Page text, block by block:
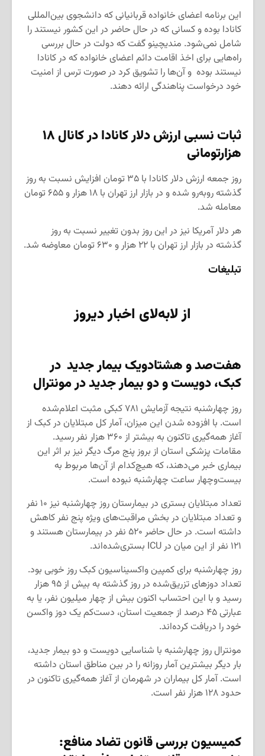
این برنامه اعضای خانواده قربانیانی که دانشجوی بین‌المللی
کانادا بوده و کسانی که در حال حاضر در این کشور نیستند را
شامل نمی‌شود. مندیچینو گفت که دولت در حال بررسی
راه‌هایی برای اخذ اقامت دائم اعضای خانواده که در کانادا
نیستند بوده و آن‌ها را تشویق کرد در صورت ترس از امنیت
خود درخواست پناهندگی ارائه دهند.
ثبات نسبی ارزش دلار کانادا در کانال ۱۸
هزارتومانی
روز جمعه ارزش دلار کانادا با ۳۵ تومان افزایش نسبت به روز
گذشته روبه‌رو شده و در بازار ارز تهران با ۱۸ هزار و ۶۵۵ تومان
معامله شد.
هر دلار آمریکا نیز در این روز بدون تغییر نسبت به روز
گذشته در بازار ارز تهران با ۲۲ هزار و ۶۳۰ تومان معاوضه شد.
تبلیغات
از لابه‌لای اخبار دیروز
هفت‌صد و هشتادویک بیمار جدید در
کبک،دویست و دو بیمار جدید در مونترال
روز چهارشنبه نتیجه آزمایش ۷۸۱ کبکی مثبت اعلام‌شده
است. با افزوده شدن این میزان، آمار کل مبتلایان در کبک از
آغاز همه‌گیری تاکنون به بیشتر از ۳۶۰ هزار نفر رسید.
مقامات پزشکی استان از بروز پنج مرگ دیگر نیز بر اثر این
بیماری خبر می‌دهند، که هیچ‌کدام از آن‌ها مربوط به
بیست‌وچهار ساعت چهارشنبه نبوده است.
تعداد مبتلایان بستری در بیمارستان روز چهارشنبه نیز ۱۰ نفر
و تعداد مبتلایان در بخش مراقبت‌های ویژه پنج نفر کاهش
داشته است. در حال حاضر ۵۲۰ نفر در بیمارستان هستند و
۱۲۱ نفر از این میان در ICU بستری‌شده‌اند.
روز چهارشنبه برای کمپین واکسیناسیون کبک روز خوبی بود.
تعداد دوزهای تزریق‌شده در روز گذشته به بیش از ۹۵ هزار
رسید و با این احتساب اکنون بیش از چهار میلیون نفر، یا به
عبارتی ۴۵ درصد از جمعیت استان، دست‌کم یک دوز واکسن
خود را دریافت کرده‌اند.
مونترال روز چهارشنبه با شناسایی دویست و دو بیمار جدید،
بار دیگر بیشترین آمار روزانه را در بین مناطق استان داشته
است. آمار کل بیماران در شهرمان از آغاز همه‌گیری تاکنون در
حدود ۱۲۸ هزار نفر است.
کمیسیون بررسی قانون تضاد منافع: